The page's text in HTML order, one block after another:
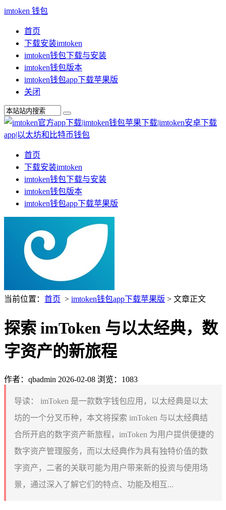
imtoken 钱包
首页
下载安装imtoken
imtoken钱包下载与安装
imtoken钱包版本
imtoken钱包app下载苹果版
关闭
首页
下载安装imtoken
imtoken钱包下载与安装
imtoken钱包版本
imtoken钱包app下载苹果版
当前位置： 首页 > imtoken钱包app下载苹果版 > 文章正文
探索 imToken 与以太经典，数
字资产的新旅程
作者：qbadmin 2026-02-08 浏览：1083
导读：
imToken 是一款数字钱包应用，以太经典是以太
坊的一个分叉币种，本文将探索 imToken 与以太经典结
合所开启的数字资产新旅程，imToken 为用户提供便捷的
数字资产管理服务，而以太经典作为具有独特价值的数
字资产，二者的关联可能为用户带来新的投资与使用场
景，通过深入了解它们的特点、功能及相互...